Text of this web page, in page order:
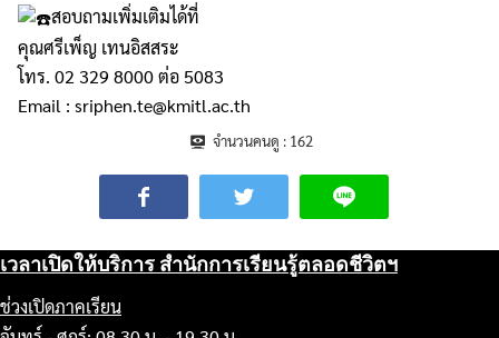
สอบถามเพิ่มเติมได้ที่
คุณศรีเพ็ญ เทนอิสสระ
โทร. 02 329 8000 ต่อ 5083
Email : sriphen.te@kmitl.ac.th
จำนวนคนดู : 162
เวลาเปิดให้บริการ สำนักการเรียนรู้ตลอดชีวิตฯ
ช่วงเปิดภาคเรียน